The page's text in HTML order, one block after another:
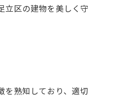
立区の建物を美しく守
を熟知しており、適切